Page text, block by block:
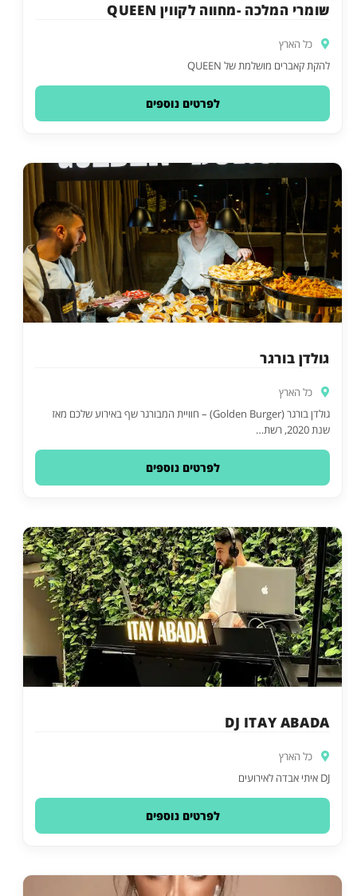
שומרי המלכה -מחווה לקווין QUEEN
כל הארץ
להקת קאברים מושלמת של QUEEN
לפרטים נוספים
גולדן בורגר
כל הארץ
גולדן בורגר (Golden Burger) – חוויית המבורגר שף באירוע שלכם מאז
שנת 2020, רשת…
לפרטים נוספים
DJ ITAY ABADA
כל הארץ
DJ איתי אבדה לאירועים
לפרטים נוספים